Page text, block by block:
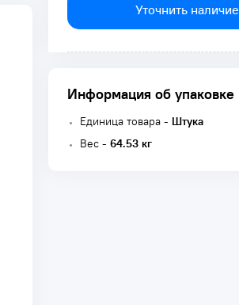
Уточнить наличие
Информация об упаковке
Единица товара - Штука
Вес - 64.53 кг